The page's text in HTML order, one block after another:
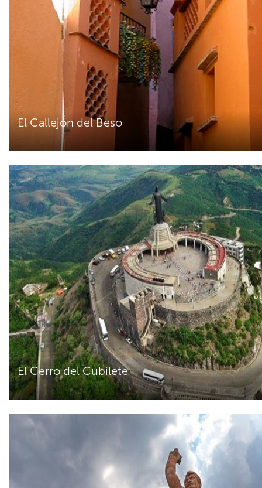
El Callejón del Beso
El Cerro del Cubilete